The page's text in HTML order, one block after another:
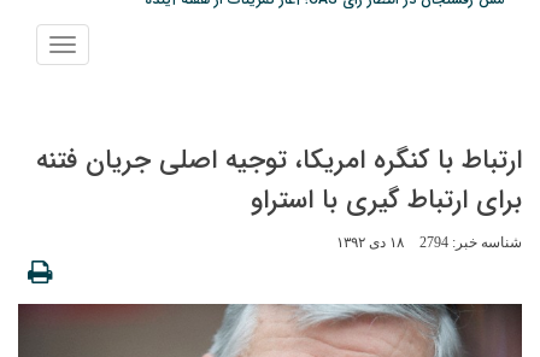
پیام رئیس کل دادگستری استان کرمان به مناسبت ۱۷ مردادماه سالروز شهادت شهید
پیش‌بینی هواشناسی برای استان کرمان؛ از وزش باد و گردوخاک تا رگبار و رعدوبرق
نمایش
منو
ارتباط با کنگره امریکا، توجیه اصلی جریان فتنه
برای ارتباط گیری با استراو
شناسه خبر: 2794 ۱۸ دی ۱۳۹۲